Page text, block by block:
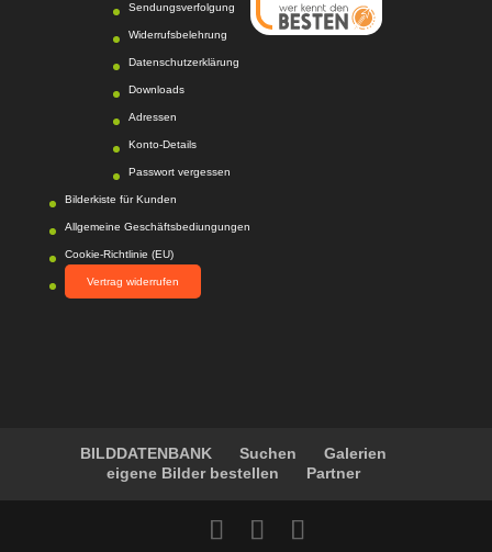
Sendungsverfolgung
Widerrufsbelehrung
Datenschutzerklärung
Downloads
Adressen
Konto-Details
Passwort vergessen
Bilderkiste für Kunden
Allgemeine Geschäftsbediungungen
Cookie-Richtlinie (EU)
Vertrag widerrufen
08/2026
Photo-Proßwitzhat
BILDDATENBANK Suchen
Galerien
eigene Bilder bestellen
Partner